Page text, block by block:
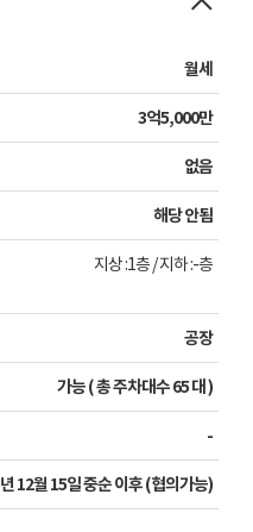
월세
3억5,000만
없음
해당 안됨
지상 :1층/지하 :-층
공장
가능 ( 총 주차대수 65 대 )
-
12월 15일 중순 이후 (협의가능)